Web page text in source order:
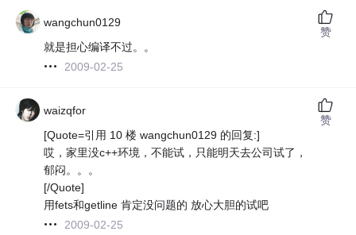
wangchun0129
就是担心编译不过。。
2009-02-25
赞
waizqfor
[Quote=引用 10 楼 wangchun0129 的回复:]
哎，家里没c++环境，不能试，只能明天去公司试了，
郁闷。。。
[/Quote]
用fets和getline 肯定没问题的 放心大胆的试吧
2009-02-25
赞